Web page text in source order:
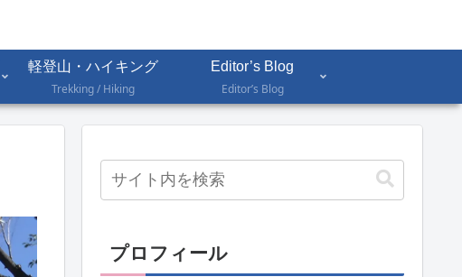
軽登山・ハイキング
Trekking / Hiking
Editor’s Blog
Editor’s Blog
プロフィール